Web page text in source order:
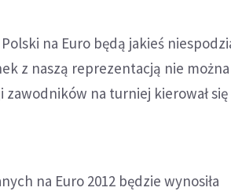
na Euro będą jakieś
z naszą reprezentacją nie można
zawodników na turniej kierował się
na Euro 2012 będzie wynosiła